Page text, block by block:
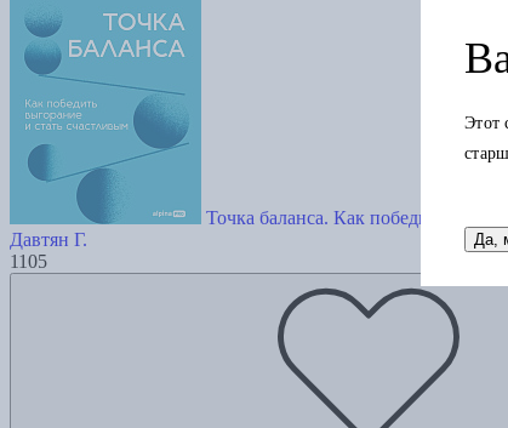
Точка баланса. Как победить
Давтян Г.
1105
Этот
Да,